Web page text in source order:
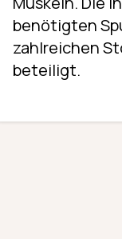
benötigten
zahlreichen
beteiligt.